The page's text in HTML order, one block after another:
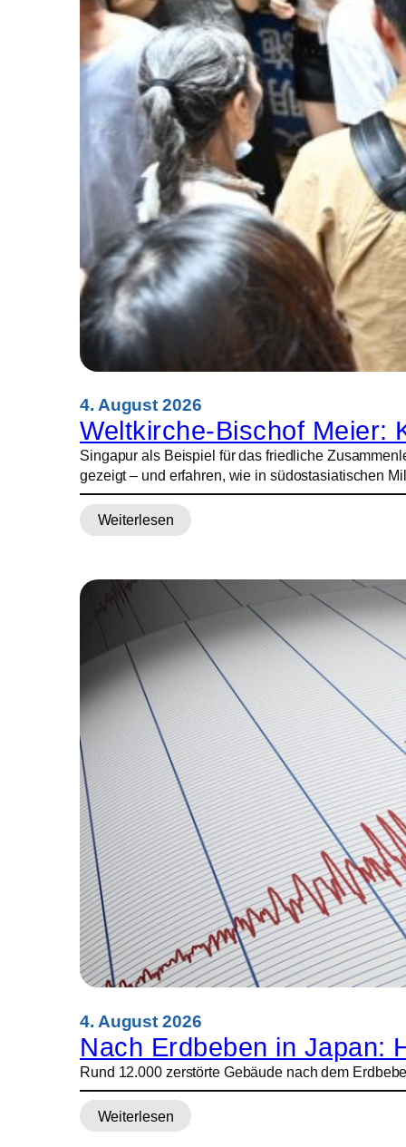
4. August 2026
Weltkirche-Bischof Meier:
Singapur als Beispiel für das friedliche
gezeigt – und erfahren, wie in südostasiatischen
Weiterlesen
:
Meier:
Katholiken
Hongkong
und
Macau
unter
wachsendem
Druck
4. August 2026
Nach Erdbeben in Japan:
Rund 12.000 zerstörte Gebäude nach dem
Weiterlesen
: